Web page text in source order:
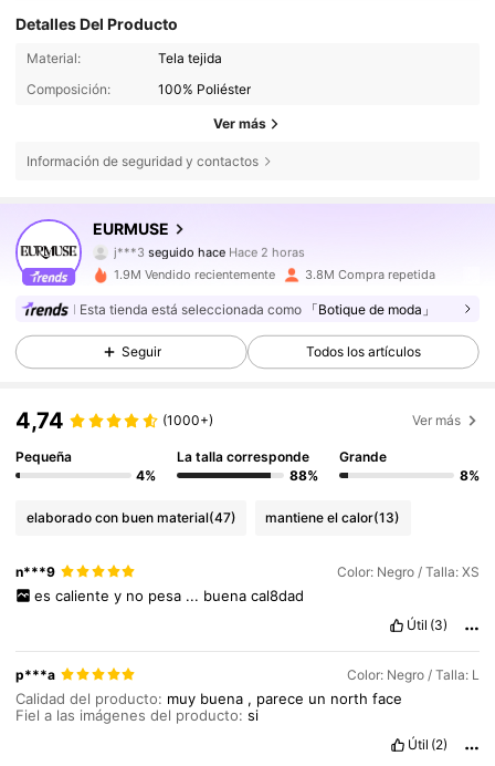
Detalles Del Producto
Material:
Tela tejida
Composición:
100% Poliéster
Ver más
Información de seguridad y contactos
EURMUSE
j***3 seguido hace Hace 2 horas
z***2
está navegando
4,75
354K Seguidores
4,75 354K Seguidores
4,75 354K Seguidores
4,75
4,75 354K Seguidores
4,75 354K Seguidores
1.9M Vendido recientemente 3.8M Compra repetida
Esta tienda está seleccionada como 「Botique de moda」
Seguir Todos los artículos
4,74 (1000+) Ver más
Pequeña
4%
La talla corresponde
88%
Grande
8%
elaborado con buen material(47) mantiene el calor(13)
n***9 Color: Negro / Talla: XS
es caliente y no pesa ... buena cal8dad
Útil (3)
p***a Color: Negro / Talla: L
Calidad del producto: muy buena , parece un northface
Fiel a las imágenes del producto:si
Útil (2)